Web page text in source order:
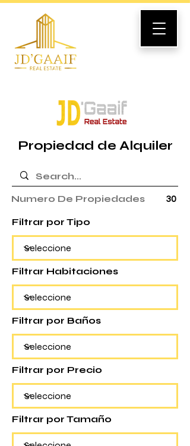
Propiedad de Alquiler
Numero De Propiedades 30
Filtrar por Tipo
Filtrar Habitaciones
Filtrar por Baños
Filtrar por Precio
Filtrar por Tamaño